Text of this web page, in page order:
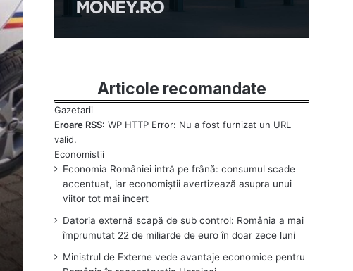
Articole recomandate
Eroare RSS: WP HTTP Error: Nu a fost furnizat un URL
valid.
Economia României intră pe frână: consumul scade
accentuat, iar economiștii avertizează asupra unui
viitor tot mai incert
Datoria externă scapă de sub control: România a mai
împrumutat 22 de miliarde de euro în doar zece luni
Ministrul de Externe vede avantaje economice pentru